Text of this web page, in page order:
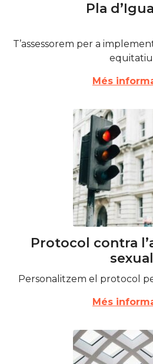
Pla
T’assessorem per a
Més
Protocol contra
sexual
Personalitzem el protocol
Més